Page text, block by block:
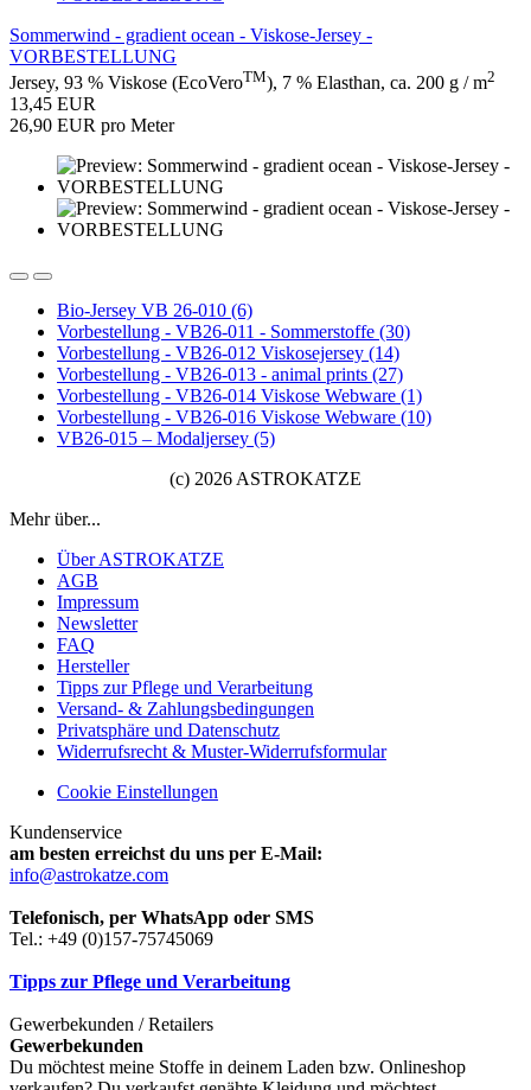
Sommerwind - gradient ocean - Viskose-Jersey -
VORBESTELLUNG
Jersey, 93 % Viskose (EcoVeroTM), 7 % Elasthan, ca. 200 g / m2
13,45 EUR
26,90 EUR pro Meter
Bio-Jersey VB 26-010 (6)
Vorbestellung - VB26-011 - Sommerstoffe (30)
Vorbestellung - VB26-012 Viskosejersey (14)
Vorbestellung - VB26-013 - animal prints (27)
Vorbestellung - VB26-014 Viskose Webware (1)
Vorbestellung - VB26-016 Viskose Webware (10)
VB26-015 – Modaljersey (5)
(c) 2026 ASTROKATZE
Mehr über...
Über ASTROKATZE
AGB
Impressum
Newsletter
FAQ
Hersteller
Tipps zur Pflege und Verarbeitung
Versand- & Zahlungsbedingungen
Privatsphäre und Datenschutz
Widerrufsrecht & Muster-Widerrufsformular
Cookie Einstellungen
Kundenservice
am besten erreichst du uns per E-Mail:
info@astrokatze.com
Telefonisch, per WhatsApp oder SMS
Tel.: +49 (0)157-75745069
Tipps zur Pflege und Verarbeitung
Gewerbekunden / Retailers
Gewerbekunden
Du möchtest meine Stoffe in deinem Laden bzw. Onlineshop